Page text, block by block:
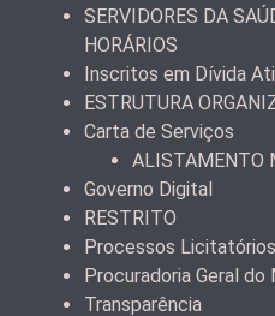
SERVIDORES DA
HORÁRIOS
Inscritos em Dívida
ESTRUTURA
Carta de Serviços
ALISTAMENTO
Governo Digital
RESTRITO
Processos
Procuradoria Geral do
Transparência